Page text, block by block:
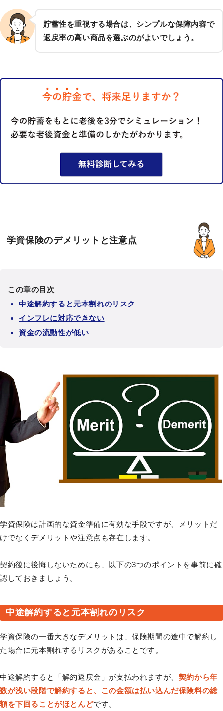
貯蓄性を重視する場合は、シンプルな保障内容で
返戻率の高い商品を選ぶのがよいでしょう。
学資保険のデメリットと注意点
この章の目次
中途解約すると元本割れのリスク
インフレに対応できない
資金の流動性が低い
学資保険は計画的な資金準備に有効な手段ですが、メリットだ
けでなくデメリットや注意点も存在します。
契約後に後悔しないためにも、以下の3つのポイントを事前に確
認しておきましょう。
中途解約すると元本割れのリスク
学資保険の一番大きなデメリットは、保険期間の途中で解約し
た場合に元本割れするリスクがあることです。
中途解約すると「解約返戻金」が支払われますが、 契約から年
数が浅い段階で解約すると、この金額は払い込んだ保険料の総
額を下回ることがほとんどです。